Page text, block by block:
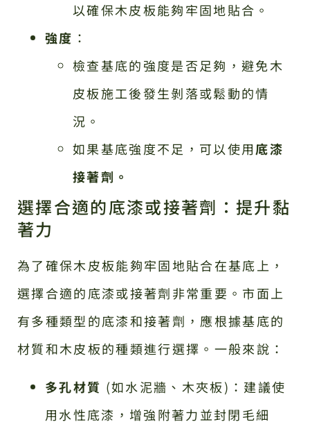
以確保木皮板能夠牢固地貼合。
強度 ：
檢查基底的強度是否足夠，避免木
皮板施工後發生剝落或鬆動的情
況。
如果基底強度不足，可以使用底漆
接著劑。
選擇合適的底漆或接著劑：提升黏
著力
為了確保木皮板能夠牢固地貼合在基底上，
選擇合適的底漆或接著劑非常重要。市面上
有多種類型的底漆和接著劑，應根據基底的
材質和木皮板的種類進行選擇。一般來說：
多孔材質 (如水泥牆、木夾板)：建議使
用水性底漆，增強附著力並封閉毛細